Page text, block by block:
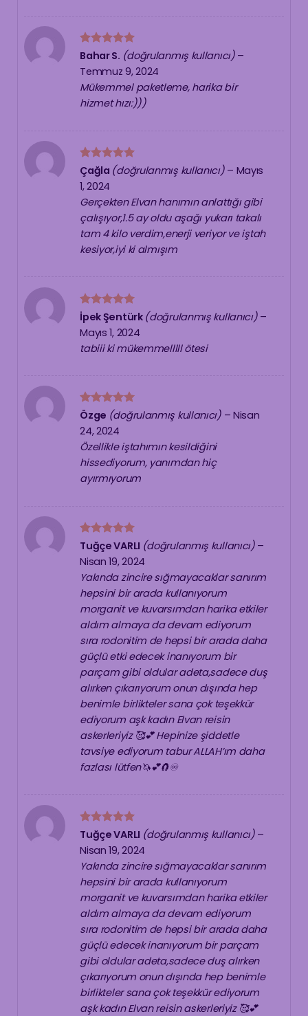
5 üzerinden
Bahar S. (doğrulanmış kullanıcı) –
Temmuz 9, 2024
Mükemmel paketleme, harika bir
hizmet hızı:)))
5 üzerinden
5oy aldı
Çağla (doğrulanmış kullanıcı) – Mayıs
1, 2024
Gerçekten Elvan hanımın anlattığı gibi
çalışıyor,1.5 ay oldu aşağı yukarı takalı
tam 4 kilo verdim,enerji veriyor ve iştah
kesiyor,iyi ki almışım
5 üzerinden
5 oy aldı
İpek Şentürk (doğrulanmış kullanıcı) –
Mayıs 1, 2024
tabiii ki mükemmelllll ötesi
5 üzerinden
5
oy aldı
Özge (doğrulanmış kullanıcı) – Nisan
24, 2024
Özellikle iştahımın kesildiğini
hissediyorum, yanımdan hiç
ayırmıyorum
5 üzerinden
oy aldı
Tuğçe VARLI (doğrulanmış kullanıcı) –
Nisan 19, 2024
Yakında zincire sığmayacaklar sanırım
hepsini bir arada kullanıyorum
morganit ve kuvarsımdan harika etkiler
aldım almaya da devam ediyorum
sıra rodonitim de hepsi bir arada daha
güçlü etki edecek inanıyorum bir
parçam gibi oldular adeta,sadece duş
alırken çıkarıyorum onun dışında hep
benimle birlikteler sana çok teşekkür
ediyorum aşk kadın Elvan reisin
askerleriyiz 🥰💕 Hepinize şiddetle
tavsiye ediyorum tabur ALLAH’ım daha
fazlası lütfen🦄💕🧲♾
5 üzerinden
oy aldı
Tuğçe VARLI (doğrulanmış kullanıcı) –
Nisan 19, 2024
Yakında zincire sığmayacaklar sanırım
hepsini bir arada kullanıyorum
morganit ve kuvarsımdan harika etkiler
aldım almaya da devam ediyorum
sıra rodonitim de hepsi bir arada daha
güçlü edecek inanıyorum bir parçam
gibi oldular adeta,sadece duş alırken
çıkarıyorum onun dışında hep benimle
birlikteler sana çok teşekkür ediyorum
aşk kadın Elvan reisin askerleriyiz 🥰💕